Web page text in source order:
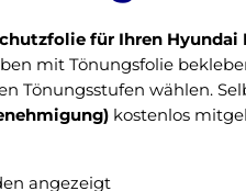
für Ihren Hyundai
mit Tönungsfolie
Tönungsstufen wählen.
kostenlos
angezeigt